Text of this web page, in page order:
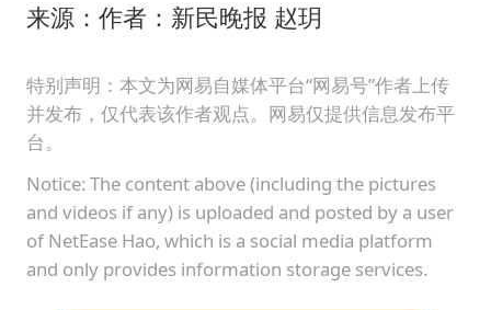
来源：作者：新民晚报 赵玥
特别声明：本文为网易自媒体平台“网易号”作者上传
并发布，仅代表该作者观点。网易仅提供信息发布平
台。
Notice: The content above (including the pictures
and videos if any) is uploaded and posted by a user
of NetEase Hao, which is a social media platform
and only provides information storage services.